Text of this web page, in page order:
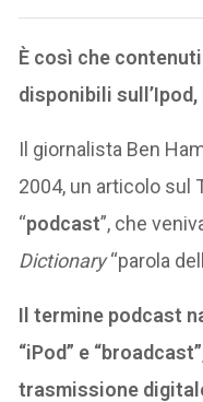
È così che
disponibili
Il giornalista Ben
2004, un articolo sul
“podcast”, che
Dictionary“parola
Il termine podcast
“iPod” e
trasmissione